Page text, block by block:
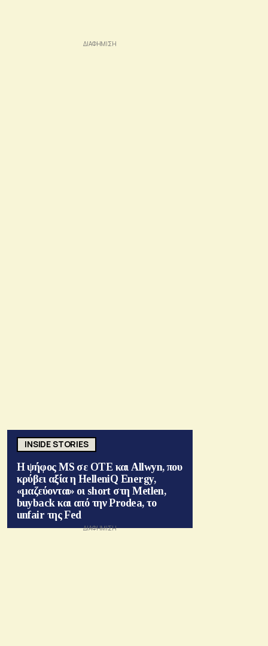
INSIDE STORIES
Η ψήφος MS σε ΟΤΕ και Allwyn, που
κρύβει αξία η HelleniQ Energy,
«μαζεύονται» οι short στη Metlen,
buyback και από την Prodea, το
unfair της Fed